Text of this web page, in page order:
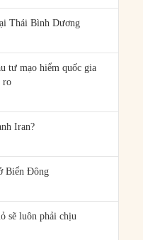
Thái Bình Dương
tư mạo hiểm quốc gia
ro
Iran?
Biển Đông
sẽ luôn phải chịu